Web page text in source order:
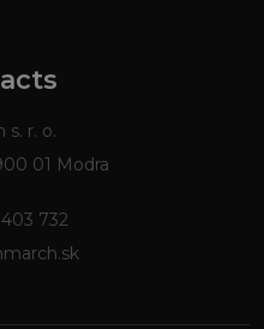
s. r. o.
01 Modra
732